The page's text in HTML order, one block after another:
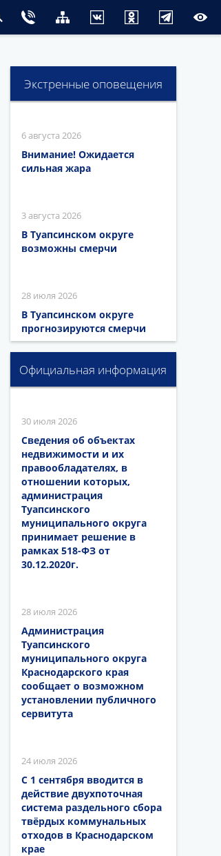
Экстренные оповещения
6 августа 2026
Внимание! Ожидается
сильная жара
3 августа 2026
В Туапсинском округе
возможны смерчи
28 июля 2026
В Туапсинском округе
прогнозируются смерчи
Официальная информация
30 июля 2026
Сведения об объектах
недвижимости и их
правообладателях, в
отношении которых,
администрация
Туапсинского
муниципального округа
принимает решение в
рамках 518-ФЗ от
30.12.2020г.
28 июля 2026
Администрация
Туапсинского
муниципального округа
Краснодарского края
сообщает о возможном
установлении публичного
сервитута
24 июля 2026
С 1 сентября вводится в
действие двухпоточная
система раздельного сбора
твёрдых коммунальных
отходов в Краснодарском
крае